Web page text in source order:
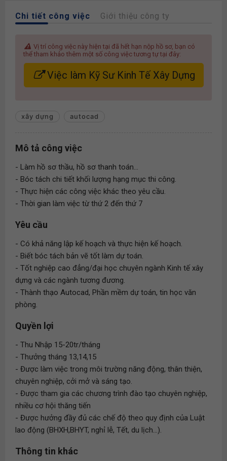
Chi tiết công việc Giới thiệu công ty
Vị trí công việc này hiện tại đã hết hạn nộp hồ sơ, bạn có
thể tham khảo thêm một số công việc tương tự tại đây:
Việc làm Kỹ Sư Kinh Tế Xây Dựng
xây dựng autocad
Mô tả công việc
- Làm hồ sơ thầu, hồ sơ thanh toán...
- Bóc tách chi tiết khối lượng hạng mục thi công.
- Thực hiện các công việc khác theo yêu cầu.
- Thời gian làm việc từ thứ 2 đến thứ 7
Yêu cầu
- Có khả năng lập kế hoạch và thực hiện kế hoạch.
- Biết bóc tách bản vẽ tốt làm dự toán.
- Tốt nghiệp cao đẳng/đại học chuyên ngành Kinh tế xây
dựng và các ngành tương đương.
- Thành thạo Autocad, Phần mềm dự toán, tin học văn
phòng.
Quyền lợi
- Thu Nhập 15-20tr/tháng
- Thưởng tháng 13,14,15
- Được làm việc trong môi trường năng động, thân thiện,
chuyên nghiệp, cởi mở và sáng tạo.
- Được tham gia các chương trình đào tạo chuyên nghiệp,
nhiều cơ hội thăng tiến
- Được hưởng đầy đủ các chế độ theo quy định của Luật
lao động (BHXH,BHYT, nghỉ lễ, Tết, du lịch...).
Thông tin khác